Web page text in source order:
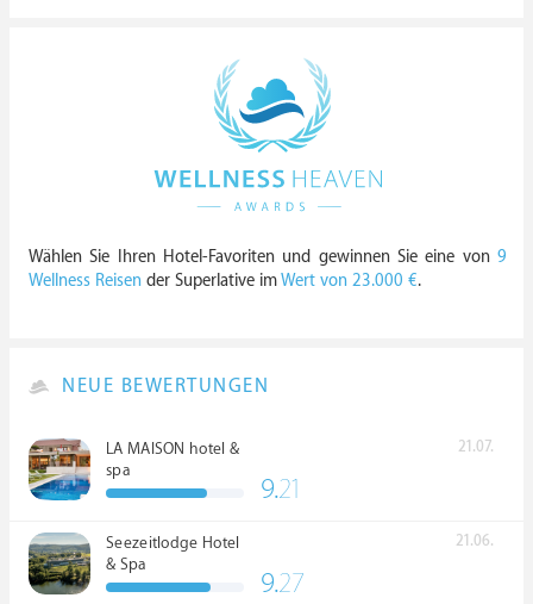
Wählen Sie Ihren Hotel-Favoriten und gewinnen Sie eine von 9
Wellness Reisen der Superlative imWert von 23.000 €.
NEUE BEWERTUNGEN
LA MAISON hotel &
spa
21.07.
9.21
Seezeitlodge Hotel
& Spa
21.06.
9.27